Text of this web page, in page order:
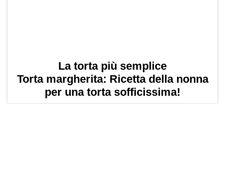
La torta più semplice
Torta margherita: Ricetta della nonna
per una torta sofficissima!